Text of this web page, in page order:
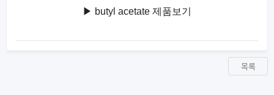
▶ butyl acetate 제품보기
목록